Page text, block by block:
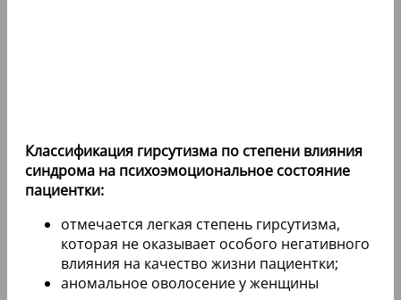
Классификация гирсутизма по степени влияния
синдрома на психоэмоциональное состояние
пациентки:
отмечается легкая степень гирсутизма,
которая не оказывает особого негативного
влияния на качество жизни пациентки;
аномальное оволосение у женщины